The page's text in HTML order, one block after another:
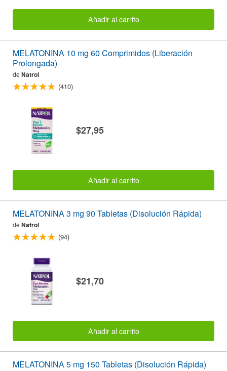
Añadir al carrito
MELATONINA 10 mg 60 Comprimidos (Liberación
Prolongada)
de Natrol
(410)
$27,95
Añadir al carrito
MELATONINA 3 mg 90 Tabletas (Disolución Rápida)
de Natrol
(94)
$21,70
Añadir al carrito
MELATONINA 5 mg 150 Tabletas (Disolución Rápida)